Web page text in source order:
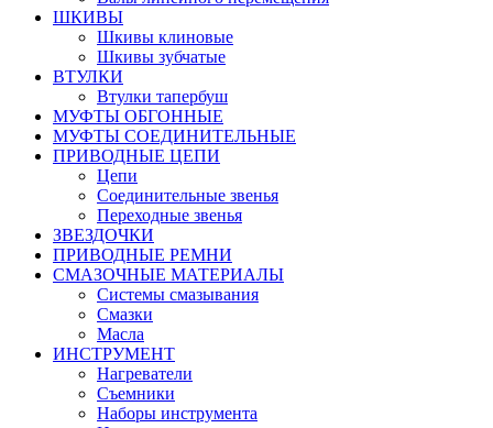
ШКИВЫ
Шкивы клиновые
Шкивы зубчатые
ВТУЛКИ
Втулки тапербуш
МУФТЫ ОБГОННЫЕ
МУФТЫ СОЕДИНИТЕЛЬНЫЕ
ПРИВОДНЫЕ ЦЕПИ
Цепи
Соединительные звенья
Переходные звенья
ЗВЕЗДОЧКИ
ПРИВОДНЫЕ РЕМНИ
СМАЗОЧНЫЕ МАТЕРИАЛЫ
Системы смазывания
Смазки
Масла
ИНСТРУМЕНТ
Нагреватели
Съемники
Наборы инструмента